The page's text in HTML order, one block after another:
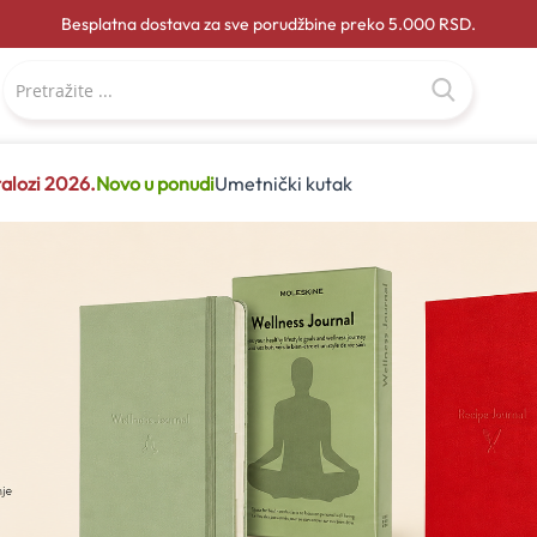
Besplatna dostava za sve porudžbine preko 5.000 RSD.
2026.Novo u ponudiUmetnički kutak